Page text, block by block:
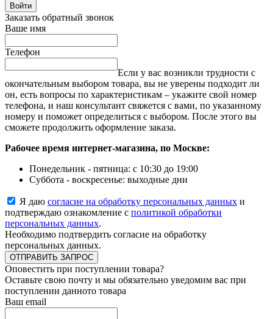
Войти
Заказать обратный звонок
Ваше имя
Телефон
Если у вас возникли трудности с
окончательным выбором товара, вы не уверены подходит ли
он, есть вопросы по характеристикам – укажите свой номер
телефона, и наш консультант свяжется с вами, по указанному
номеру и поможет определиться с выбором. После этого вы
сможете продолжить оформление заказа.
Рабочее время интернет-магазина, по Москве:
Понедельник - пятница: с 10:30 до 19:00
Суббота - воскресенье: выходные дни
Я даю согласие на обработку персональных данных и
подтверждаю ознакомление с политикой обработки
персональных данных.
Необходимо подтвердить согласие на обработку
персональных данных.
ОТПРАВИТЬ ЗАПРОС
Оповестить при поступлении товара?
Оставьте свою почту и мы обязательно уведомим вас при
поступлении данното товара
Ваш email